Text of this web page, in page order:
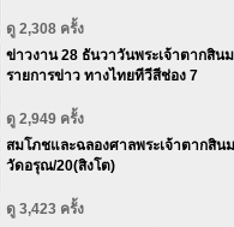
ดู 2,308 ครั้ง
ข่าวงาน 28 ธันวาวันพระเจ้าตากสิน
รายการข่าว ทางไทยทีวีสีช่อง 7
ดู 2,949 ครั้ง
สมโภชและฉลองศาลพระเจ้าตากสิน
วัดอรุณ/20(สิงโต)
ดู 3,423 ครั้ง